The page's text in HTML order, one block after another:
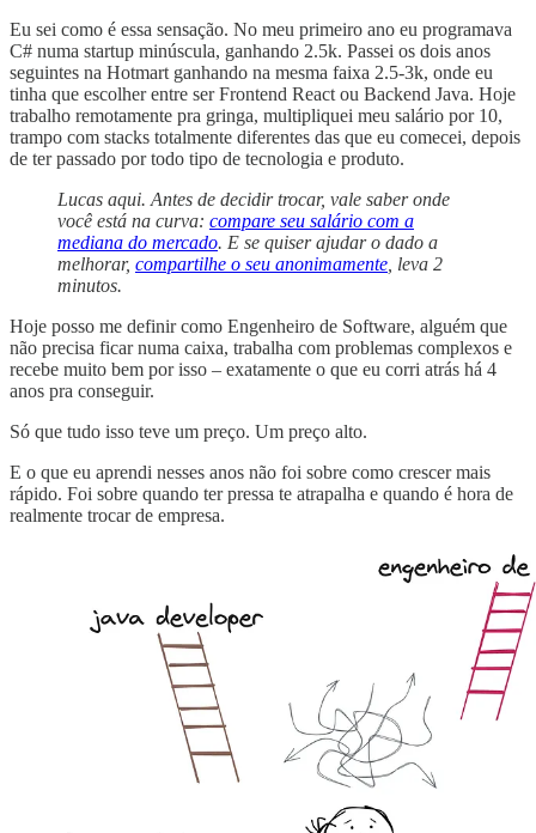
Eu sei como é essa sensação. No meu primeiro ano eu programava
C# numa startup minúscula, ganhando 2.5k. Passei os dois anos
seguintes na Hotmart ganhando na mesma faixa 2.5-3k, onde eu
tinha que escolher entre ser Frontend React ou Backend Java. Hoje
trabalho remotamente pra gringa, multipliquei meu salário por 10,
trampo com stacks totalmente diferentes das que eu comecei, depois
de ter passado por todo tipo de tecnologia e produto.
Lucas aqui. Antes de decidir trocar, vale saber onde
você está na curva: compare seu salário com a
mediana do mercado. E se quiser ajudar o dado a
melhorar, compartilhe o seu anonimamente , leva 2
minutos.
Hoje posso me definir como Engenheiro de Software, alguém que
não precisa ficar numa caixa, trabalha com problemas complexos e
recebe muito bem por isso – exatamente o que eu corri atrás há 4
anos pra conseguir.
Só que tudo isso teve um preço. Um preço alto.
E o que eu aprendi nesses anos não foi sobre como crescer mais
rápido. Foi sobre quando ter pressa te atrapalha e quando é hora de
realmente trocar de empresa.